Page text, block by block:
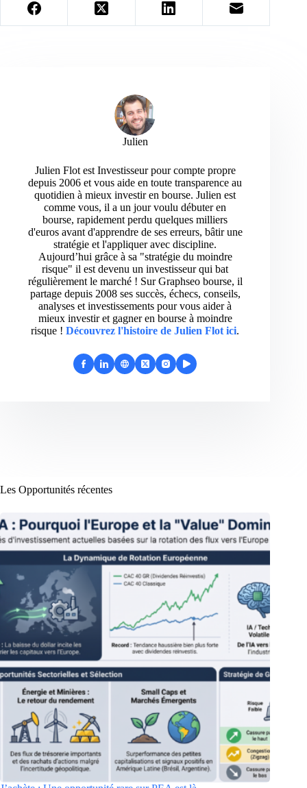
Julien
Julien Flot est Investisseur pour compte propre
depuis 2006 et vous aide en toute transparence au
quotidien à mieux investir en bourse. Julien est
comme vous, il a un jour voulu débuter en
bourse, rapidement perdu quelques milliers
d'euros avant d'apprendre de ses erreurs, bâtir une
stratégie et l'appliquer avec discipline.
Aujourd’hui grâce à sa "stratégie du moindre
risque" il est devenu un investisseur qui bat
régulièrement le marché ! Sur Graphseo bourse, il
partage depuis 2008 ses succès, échecs, conseils,
analyses et investissements pour vous aider à
mieux investir et gagner en bourse à moindre
risque ! Découvrez l'histoire de Julien Flot ici.
Les Opportunités récentes